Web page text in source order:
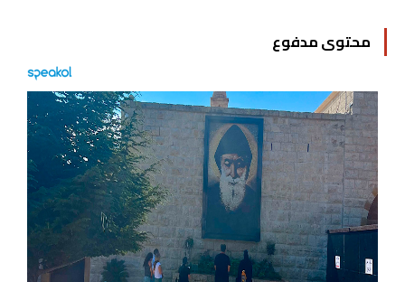
محتوى مدفوع